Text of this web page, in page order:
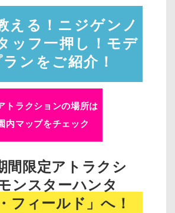
える！ニジゲンノ
ッフ一押し！モデ
ンをご紹介！
トラクションの場所は
内マップをチェック
限定アトラクシ
ンスターハンタ
フィールド」へ！